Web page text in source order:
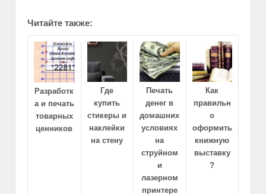
Читайте также:
Разработк
а и печать
товарных
ценников
Где
купить
стикеры и
наклейки
на стену
Печать
денег в
домашних
условиях
на
струйном
и
лазерном
принтере
Как
правильн
о
оформить
книжную
выставку
?